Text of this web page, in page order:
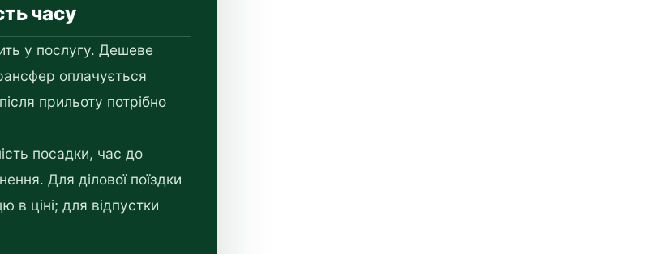
часу
у послугу. Дешеве
оплачується
прильоту потрібно
посадки, час до
Для ділової поїздки
в ціні; для відпустки